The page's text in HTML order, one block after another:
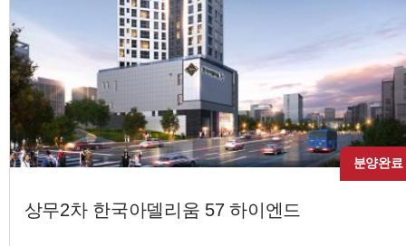
분양완료
상무2차 한국아델리움 57 하이엔드